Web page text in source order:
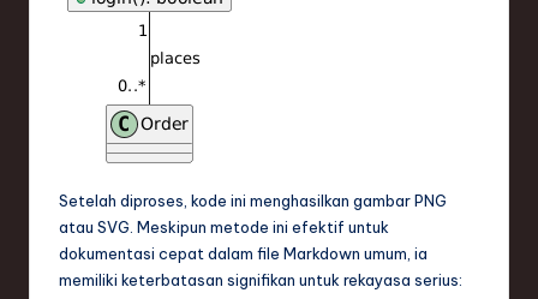
Setelah diproses, kode ini menghasilkan gambar PNG
atau SVG. Meskipun metode ini efektif untuk
dokumentasi cepat dalam file Markdown umum, ia
memiliki keterbatasan signifikan untuk rekayasa serius: